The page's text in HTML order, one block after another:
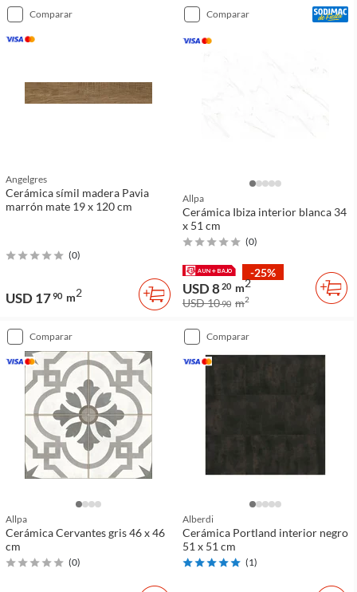
comparar
Angelgres
Cerámica símil madera Pavia
marrón mate 19 x 120 cm
(0)
USD 1790 m2
comparar
Allpa
Cerámica Ibiza interior blanca 34
x 51 cm
(0)
-25%
USD 820 m2
USD 1090 m2
comparar
Allpa
Cerámica Cervantes gris 46 x 46
cm
(0)
comparar
Alberdi
Cerámica Portland interior negro
51 x 51 cm
(1)